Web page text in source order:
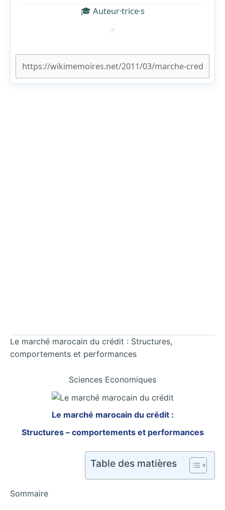
🎓 Auteur·trice·s
Le marché marocain du crédit : Structures,
comportements et performances
Sciences Economiques
Le marché marocain du crédit :
Structures – comportements et performances
Table des matières
Sommaire